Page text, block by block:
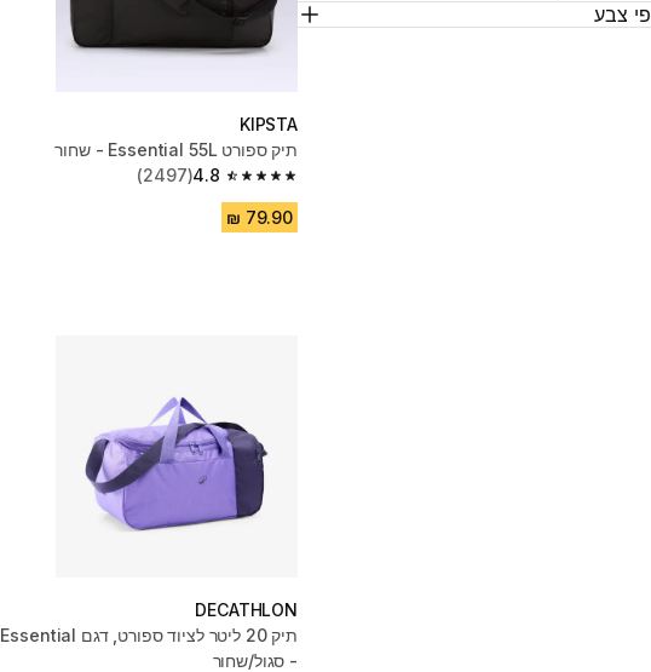
צבע
KIPSTA
תיק ספורט Essential 55L - שחור
4.8
4.8 out of 5 stars from 2497 reviews
(2497)
DECATHLON
תיק 20 ליטר לציוד ספורט, דגם Essential
- סגול/שחור